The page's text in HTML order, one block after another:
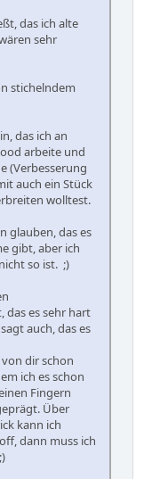
das ich alte
sehr
stichelndem
das ich an
arbeite und
(Verbesserung
auch ein Stück
wolltest.
glauben, das es
gibt, aber ich
so ist. ;)
das es sehr hart
auch, das es
dir schon
ich es schon
Fingern
Über
kann ich
dann muss ich